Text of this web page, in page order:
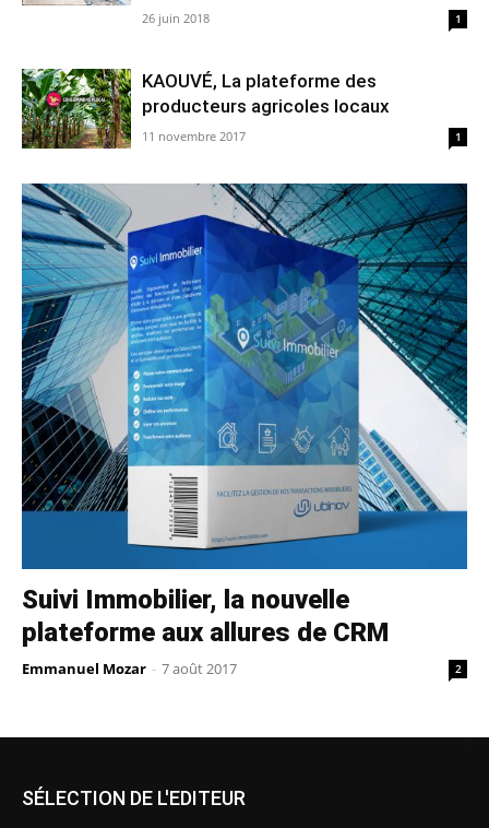
26 juin 2018 1
KAOUVÉ, La plateforme des
producteurs agricoles locaux
11 novembre 2017 1
Suivi Immobilier, la nouvelle
plateforme aux allures de CRM
Emmanuel Mozar - 7 août 2017 2
SÉLECTION DE L'EDITEUR